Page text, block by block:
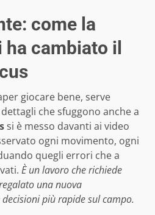
come la
cambiato il
giocare bene, serve
che sfuggono anche a
si è messo davanti ai video
ogni movimento, ogni
quegli errori che a
È un lavoro che richiede
una nuova
più rapide sul campo.